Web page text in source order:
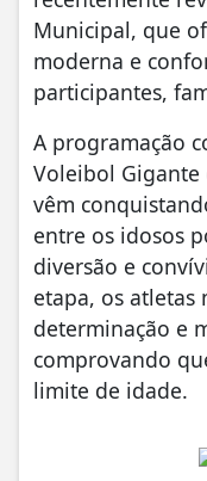
Municipal, que
moderna e
participantes,
A programação
Voleibol Gigante
vêm
entre os idosos
diversão e
etapa, os atletas
determinação e
comprovando
limite de idade.